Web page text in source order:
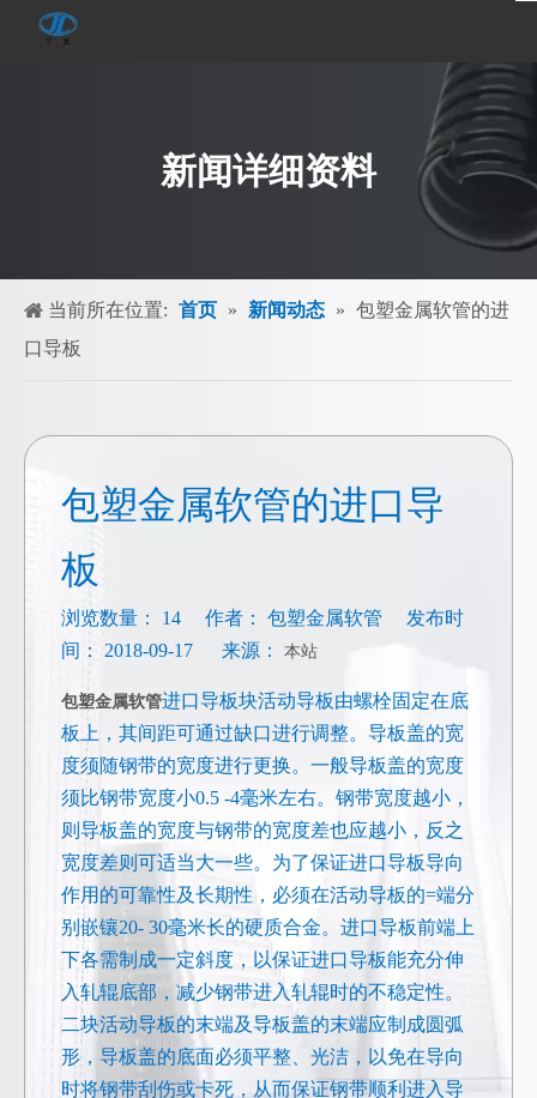
新闻详细资料
当前所在位置: 首页 » 新闻动态 » 包塑金属软管的进
口导板
包塑金属软管的进口导
板
浏览数量： 14 作者： 包塑金属软管 发布时
间： 2018-09-17 来源： 本站
包塑金属软管进口导板块活动导板由螺栓固定在底
板上，其间距可通过缺口进行调整。导板盖的宽
度须随钢带的宽度进行更换。一般导板盖的宽度
须比钢带宽度小0.5 -4毫米左右。钢带宽度越小，
则导板盖的宽度与钢带的宽度差也应越小，反之
宽度差则可适当大一些。为了保证进口导板导向
作用的可靠性及长期性，必须在活动导板的=端分
别嵌镶20- 30毫米长的硬质合金。进口导板前端上
下各需制成一定斜度，以保证进口导板能充分伸
入轧辊底部，减少钢带进入轧辊时的不稳定性。
二块活动导板的末端及导板盖的末端应制成圆弧
形，导板盖的底面必须平整、光洁，以免在导向
时将钢带刮伤或卡死，从而保证钢带顺利进入导